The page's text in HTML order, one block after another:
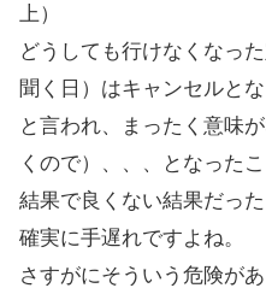
上）
どうしても行けなくなっ
聞く日）はキャンセルと
と言われ、まったく意味
くので）、、、となった
結果で良くない結果だっ
確実に手遅れですよね。
さすがにそういう危険が